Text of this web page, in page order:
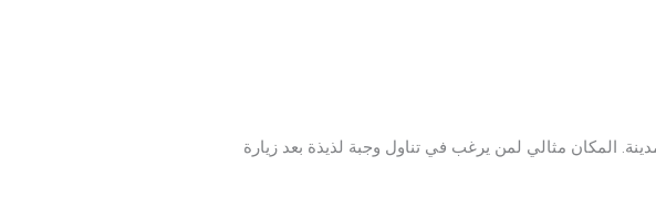
المكان مثالي لمن يرغب في تناول وجبة لذيذة بعد زيارة